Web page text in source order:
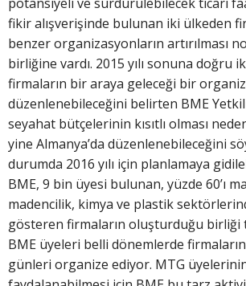
fikir alışverişinde bulunan iki ülkeden
benzer organizasyonların artırılması
birliğine vardı. 2015 yılı sonuna doğru
firmaların bir araya geleceği bir
düzenlenebileceğini belirten BME
seyahat bütçelerinin kısıtlı olması
yine Almanya’da düzenlenebileceğini
durumda 2016 yılı için planlamaya
BME, 9 bin üyesi bulunan, yüzde 60’ı
madencilik, kimya ve plastik
gösteren firmaların oluşturduğu birliği
BME üyeleri belli dönemlerde
günleri organize ediyor. MTG